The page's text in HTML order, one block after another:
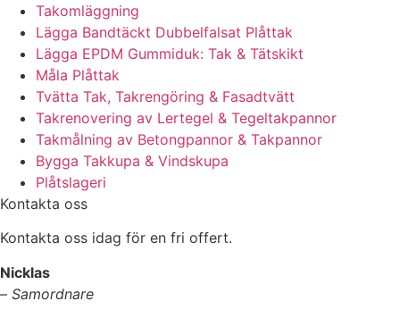
Takomläggning
Lägga Bandtäckt Dubbelfalsat Plåttak
Lägga EPDM Gummiduk: Tak & Tätskikt
Måla Plåttak
Tvätta Tak, Takrengöring & Fasadtvätt
Takrenovering av Lertegel & Tegeltakpannor
Takmålning av Betongpannor & Takpannor
Bygga Takkupa & Vindskupa
Plåtslageri
Kontakta oss
Kontakta oss idag för en fri offert.
Nicklas
– Samordnare